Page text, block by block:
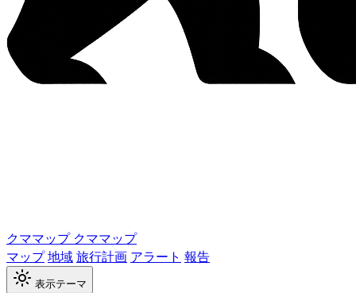
クママップ クママップ
マップ地域旅行計画 アラート 報告
表示テーマ